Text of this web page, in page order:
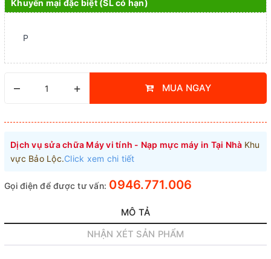
Khuyến mại đặc biệt (SL có hạn)
P
– + MUA NGAY
Dịch vụ sửa chữa Máy vi tính - Nạp mực máy in Tại Nhà Khu
vực Bảo Lộc.Click xem chi tiết
Gọi điện để được tư vấn: 0946.771.006
MÔ TẢ
NHẬN XÉT SẢN PHẨM